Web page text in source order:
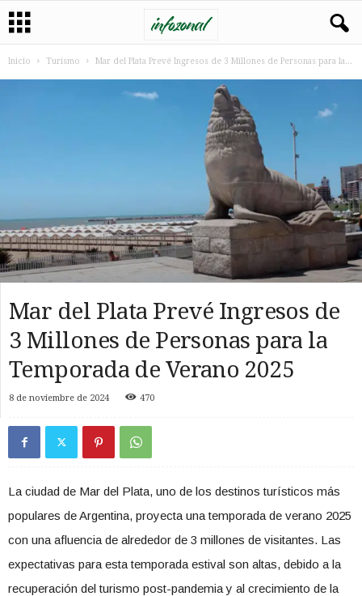
Inicio Turismo Mar del Plata Prevé Ingresos de 3 Millones de Personas para la...
Mar del Plata Prevé Ingresos de
3 Millones de Personas para la
Temporada de Verano 2025
8 de noviembre de 2024 470
La ciudad de Mar del Plata, uno de los destinos turísticos más
populares de Argentina, proyecta una temporada de verano 2025
con una afluencia de alrededor de 3 millones de visitantes. Las
expectativas para esta temporada estival son altas, debido a la
recuperación del turismo post-pandemia y al crecimiento de la